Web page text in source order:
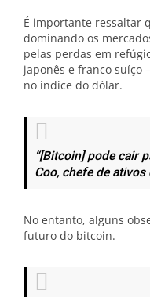
É importante ressaltar
dominando os
pelas perdas em
japonês e franco suíço
no índice do dólar.
“[Bitcoin] pode cair
Coo, chefe de
No entanto, alguns
futuro do bitcoin.